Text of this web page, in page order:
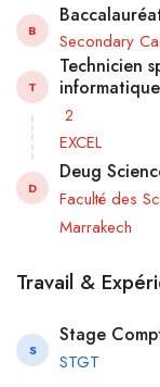
B Secondary
T
Technicien
2
EXCEL
D
Deug
Faculté des
Marrakech
Travail &
S
Stage
STGT